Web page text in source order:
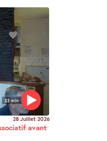
33 min
28 Juillet 2026
avant